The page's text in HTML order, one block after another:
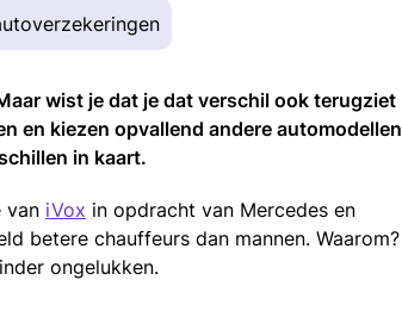
wist je dat je dat verschil ook terugziet
en kiezen opvallend andere automodellen
in kaart.
van iVox in opdracht van Mercedes en
betere chauffeurs dan mannen. Waarom?
ongelukken.